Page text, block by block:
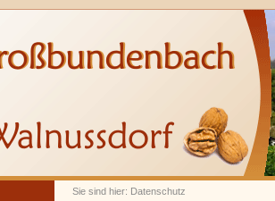
Sie sind hier: Datenschutz